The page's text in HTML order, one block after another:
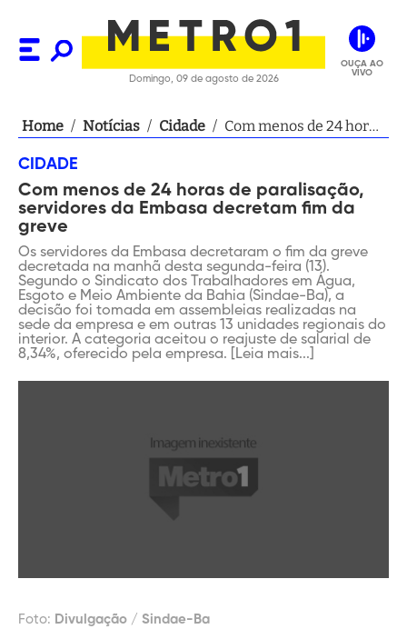
Domingo, 09 de agosto de 2026
OUÇA AO
VIVO
Home / Notícias / Cidade / Com menos de 24 horas
decretam fim da greve
CIDADE
Com menos de 24 horas de paralisação,
servidores da Embasa decretam fim da
greve
Os servidores da Embasa decretaram o fim da greve
decretada na manhã desta segunda-feira (13).
Segundo o Sindicato dos Trabalhadores em Água,
Esgoto e Meio Ambiente da Bahia (Sindae-Ba), a
decisão foi tomada em assembleias realizadas na
sede da empresa e em outras 13 unidades regionais do
interior. A categoria aceitou o reajuste de salarial de
8,34%, oferecido pela empresa. [Leia mais...]
Foto: Divulgação / Sindae-Ba